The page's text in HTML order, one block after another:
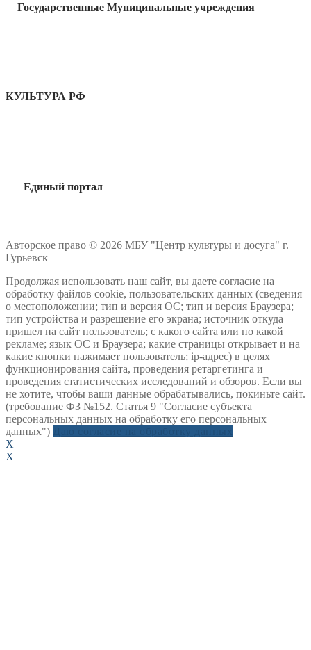
Государственные Муниципальные учреждения
КУЛЬТУРА РФ
Единый портал
Авторское право © 2026 МБУ "Центр культуры и досуга" г.
Гурьевск
Продолжая использовать наш сайт, вы даете согласие на
обработку файлов cookie, пользовательских данных (сведения
о местоположении; тип и версия ОС; тип и версия Браузера;
тип устройства и разрешение его экрана; источник откуда
пришел на сайт пользователь; с какого сайта или по какой
рекламе; язык ОС и Браузера; какие страницы открывает и на
какие кнопки нажимает пользователь; ip-адрес) в целях
функционирования сайта, проведения ретаргетинга и
проведения статистических исследований и обзоров. Если вы
не хотите, чтобы ваши данные обрабатывались, покиньте сайт.
(требование ФЗ №152. Статья 9 "Согласие субъекта
персональных данных на обработку его персональных
данных")
X
X